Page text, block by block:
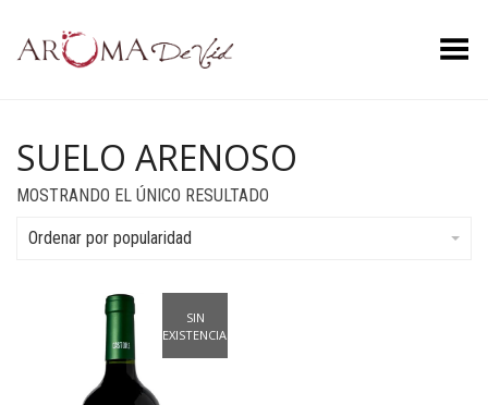
Menú
SUELO ARENOSO
MOSTRANDO EL ÚNICO RESULTADO
Ordenar por popularidad
SIN
EXISTENCIAS